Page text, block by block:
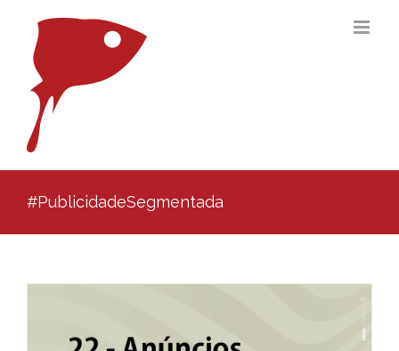
conteúdo
#PublicidadeSegmentada